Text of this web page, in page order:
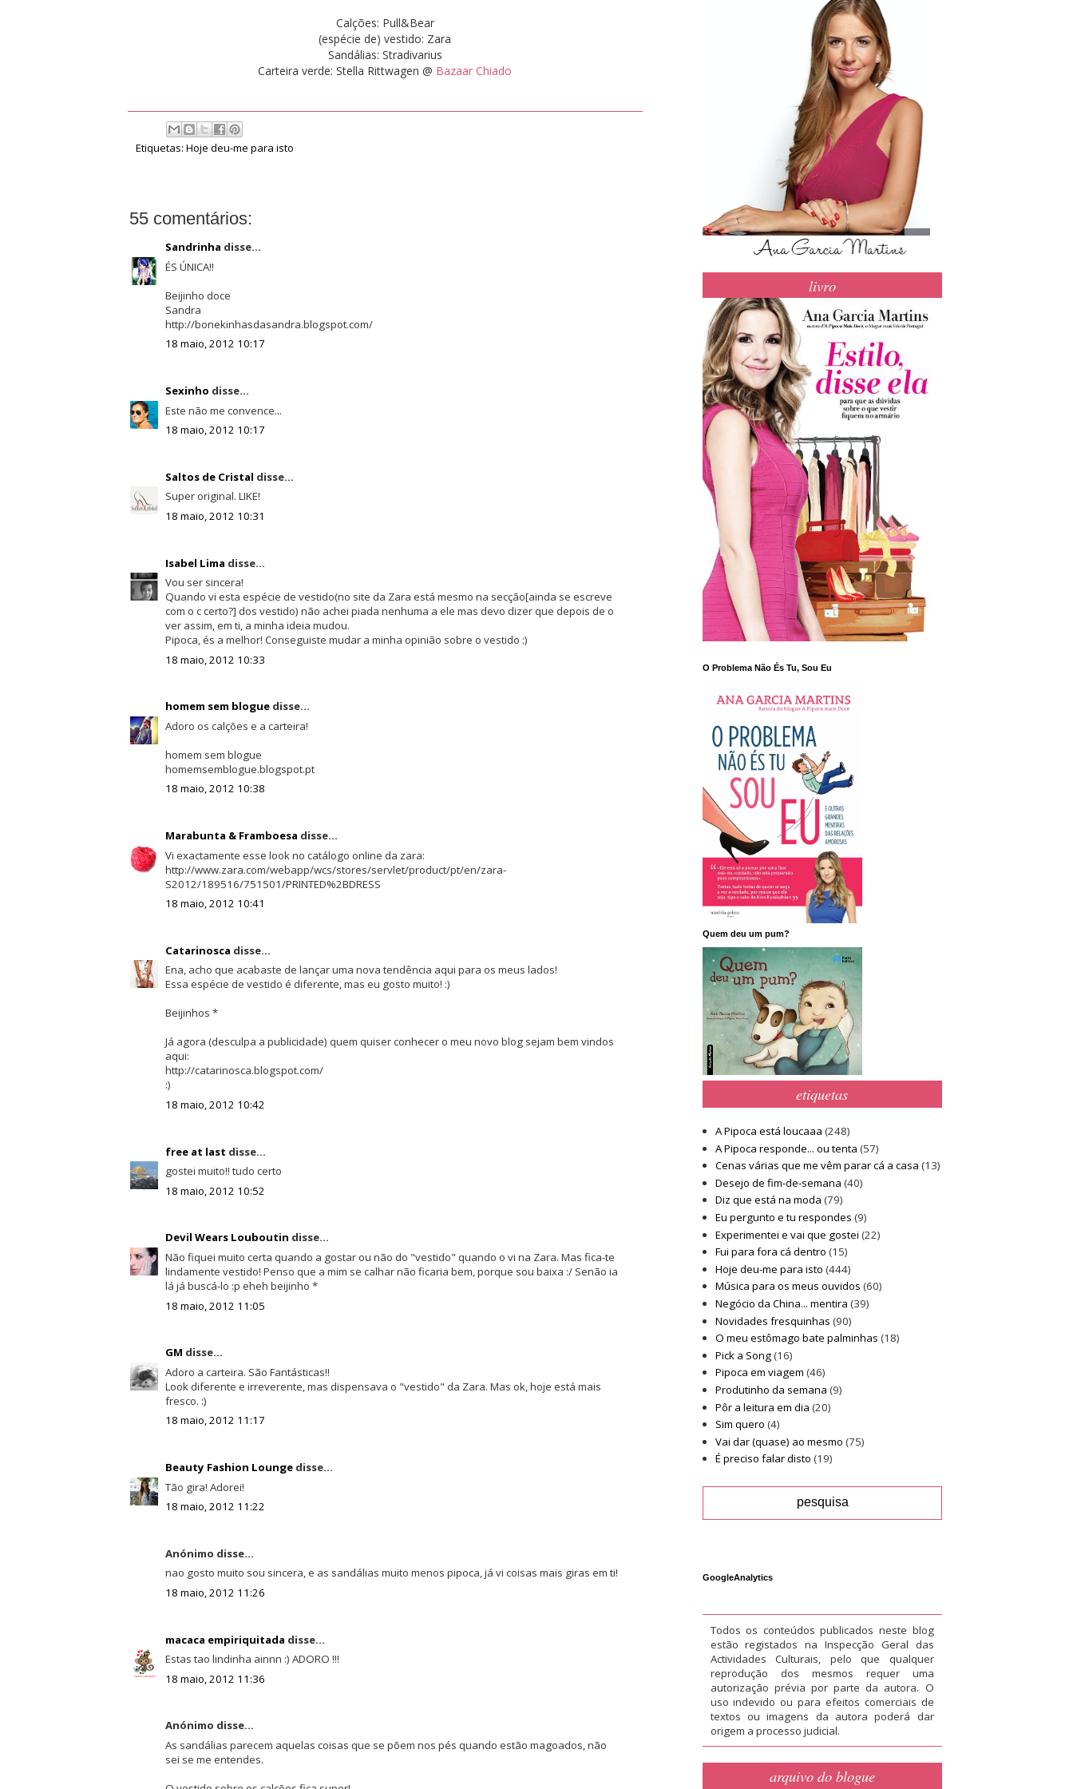
Calções: Pull&Bear
(espécie de) vestido: Zara
Sandálias: Stradivarius
Carteira verde: Stella Rittwagen @ Bazaar Chiado
Etiquetas: Hoje deu-me para isto
55 comentários:
Sandrinha disse...
ÉS ÚNICA!!
Beijinho doce
Sandra
http://bonekinhasdasandra.blogspot.com/
18 maio, 2012 10:17
Sexinho disse...
Este não me convence...
18 maio, 2012 10:17
Saltos de Cristal disse...
Super original. LIKE!
18 maio, 2012 10:31
Isabel Lima disse...
Vou ser sincera!
Quando vi esta espécie de vestido(no site da Zara está mesmo na secção[ainda se escreve
com o c certo?] dos vestido) não achei piada nenhuma a ele mas devo dizer que depois de o
ver assim, em ti, a minha ideia mudou.
Pipoca, és a melhor! Conseguiste mudar a minha opinião sobre o vestido :)
18 maio, 2012 10:33
homem sem bloguedisse...
Adoro os calções e a carteira!
homem sem blogue
homemsemblogue.blogspot.pt
18 maio, 2012 10:38
Marabunta & Framboesa disse...
Vi exactamente esse look no catálogo online da zara:
http://www.zara.com/webapp/wcs/stores/servlet/product/pt/en/zara-
S2012/189516/751501/PRINTED%2BDRESS
18 maio, 2012 10:41
Catarinosca disse...
Ena, acho que acabaste de lançar uma nova tendência aqui para os meus lados!
Essa espécie de vestido é diferente, mas eu gosto muito! :)
Beijinhos *
Já agora (desculpa a publicidade) quem quiser conhecer o meu novo blog sejam bem vindos
aqui:
http://catarinosca.blogspot.com/
:)
18 maio, 2012 10:42
free at last disse...
gostei muito!! tudo certo
18 maio, 2012 10:52
Devil Wears Louboutin disse...
Não fiquei muito certa quando a gostar ou não do "vestido" quando o vi na Zara. Mas fica-te
lindamente vestido! Penso que a mim se calhar não ficaria bem, porque sou baixa :/ Senão ia
lá já buscá-lo :p eheh beijinho *
18 maio, 2012 11:05
GM disse...
Adoro a carteira. São Fantásticas!!
Look diferente e irreverente, mas dispensava o "vestido" da Zara. Mas ok, hoje está mais
fresco. :)
18 maio, 2012 11:17
Beauty Fashion Loungedisse...
Tão gira! Adorei!
18 maio, 2012 11:22
Anónimo disse...
nao gosto muito sou sincera, e as sandálias muito menos pipoca, já vi coisas mais giras em ti!
18 maio, 2012 11:26
macaca empiriquitada disse...
Estas tao lindinha ainnn :) ADORO !!!
18 maio, 2012 11:36
Anónimo disse...
As sandálias parecem aquelas coisas que se põem nos pés quando estão magoados, não
sei se me entendes.
livro
O Problema Não És Tu, Sou Eu
Quem deu um pum?
etiquetas
A Pipoca está loucaaa (248)
A Pipoca responde... ou tenta (57)
Cenas várias que me vêm parar cá a casa (13)
Desejo de fim-de-semana (40)
Diz que está na moda (79)
Eu pergunto e tu respondes (9)
Experimentei e vai que gostei (22)
Fui para fora cá dentro (15)
Hoje deu-me para isto (444)
Música para os meus ouvidos (60)
Negócio da China... mentira (39)
Novidades fresquinhas (90)
O meu estômago bate palminhas (18)
Pick a Song(16)
Pipoca em viagem (46)
Produtinho da semana (9)
Pôr a leitura em dia (20)
Sim quero (4)
Vai dar (quase) ao mesmo (75)
É preciso falar disto (19)
GoogleAnalytics
Todos os conteúdos publicados neste blog
estão registados na Inspecção Geral das
Actividades Culturais, pelo que qualquer
reprodução dos mesmos requer uma
autorização prévia por parte da autora. O
uso indevido ou para efeitos comerciais de
textos ou imagens da autora poderá dar
origem a processo judicial.
arquivo do blogue